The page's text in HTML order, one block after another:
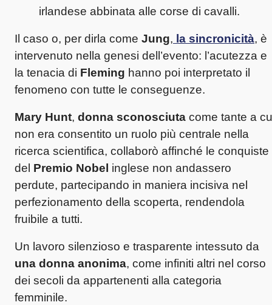
irlandese abbinata alle corse di cavalli.
Il caso o, per dirla come Jung, la sincronicità, è
intervenuto nella genesi dell’evento: l’acutezza e
la tenacia di Fleming hanno poi interpretato il
fenomeno con tutte le conseguenze.
Mary Hunt, donna sconosciuta come tante a
non era consentito un ruolo più centrale nella
ricerca scientifica, collaborò affinché le conquiste
del Premio Nobel inglese non andassero
perdute, partecipando in maniera incisiva nel
perfezionamento della scoperta, rendendola
fruibile a tutti.
Un lavoro silenzioso e trasparente intessuto da
una donna anonima, come infiniti altri nel corso
dei secoli da appartenenti alla categoria
femminile.